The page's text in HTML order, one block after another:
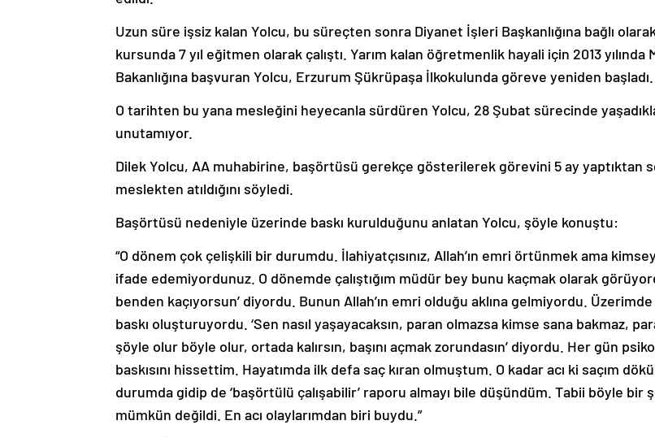
Uzun süre işsiz kalan Yolcu, bu süreçten sonra Diyanet İşleri Başkanlığına bağlı
kursunda 7 yıl eğitmen olarak çalıştı. Yarım kalan öğretmenlik hayali için 2013 yılında
Bakanlığına başvuran Yolcu, Erzurum Şükrüpaşa İlkokulunda göreve yeniden başladı.
O tarihten bu yana mesleğini heyecanla sürdüren Yolcu, 28 Şubat sürecinde
unutamıyor.
Dilek Yolcu, AA muhabirine, başörtüsü gerekçe gösterilerek görevini 5 ay yaptıktan
meslekten atıldığını söyledi.
Başörtüsü nedeniyle üzerinde baskı kurulduğunu anlatan Yolcu, şöyle konuştu:
“O dönem çok çelişkili bir durumdu. İlahiyatçısınız, Allah’ın emri örtünmek ama
ifade edemiyordunuz. O dönemde çalıştığım müdür bey bunu kaçmak olarak
benden kaçıyorsun’ diyordu. Bunun Allah’ın emri olduğu aklına gelmiyordu.
baskı oluşturuyordu. ‘Sen nasıl yaşayacaksın, paran olmazsa kimse sana bakmaz,
şöyle olur böyle olur, ortada kalırsın, başını açmak zorundasın’ diyordu. Her gün
baskısını hissettim. Hayatımda ilk defa saç kıran olmuştum. O kadar acı ki saçım
durumda gidip de ‘başörtülü çalışabilir’ raporu almayı bile düşündüm. Tabii böyle bir
mümkün değildi. En acı olaylarımdan biri buydu.”